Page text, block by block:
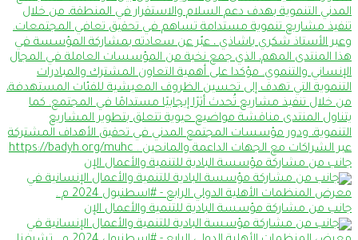
جانب من مشاركة مؤسسة البادية للتنمية والأعمال الإن
جانب من مشاركة مؤسسة البادية للتنمية والأعمال الإن